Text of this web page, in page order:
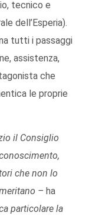
tecnico e
dell’Esperia).
tutti i passaggi
assistenza,
che
le proprie
il Consiglio
che non lo
– ha
particolare la